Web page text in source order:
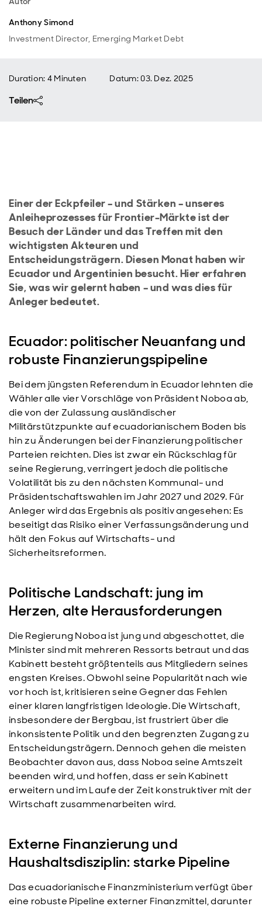
Anthony Simond
Investment Director, Emerging Market Debt
Duration: 4 Minuten Datum:03. Dez. 2025
Teilen
Einer der Eckpfeiler – und Stärken – unseres
Anleiheprozesses für Frontier-Märkte ist der
Besuch der Länder und das Treffen mit den
wichtigsten Akteuren und
Entscheidungsträgern. Diesen Monat haben wir
Ecuador und Argentinien besucht. Hier erfahren
Sie, was wir gelernt haben – und was dies für
Anleger bedeutet.
Ecuador: politischer Neuanfang und
robuste Finanzierungspipeline
Bei dem jüngsten Referendum in Ecuador lehnten die
Wähler alle vier Vorschläge von Präsident Noboa ab,
die von der Zulassung ausländischer
Militärstützpunkte auf ecuadorianischem Boden bis
hin zu Änderungen bei der Finanzierung politischer
Parteien reichten. Dies ist zwar ein Rückschlag für
seine Regierung, verringert jedoch die politische
Volatilität bis zu den nächsten Kommunal- und
Präsidentschaftswahlen im Jahr 2027 und 2029. Für
Anleger wird das Ergebnis als positiv angesehen: Es
beseitigt das Risiko einer Verfassungsänderung und
hält den Fokus auf Wirtschafts- und
Sicherheitsreformen.
Politische Landschaft: jung im
Herzen, alte Herausforderungen
Die Regierung Noboa ist jung und abgeschottet, die
Minister sind mit mehreren Ressorts betraut und das
Kabinett besteht größtenteils aus Mitgliedern seines
engsten Kreises. Obwohl seine Popularität nach wie
vor hoch ist, kritisieren seine Gegner das Fehlen
einer klaren langfristigen Ideologie. Die Wirtschaft,
insbesondere der Bergbau, ist frustriert über die
inkonsistente Politik und den begrenzten Zugang zu
Entscheidungsträgern. Dennoch gehen die meisten
Beobachter davon aus, dass Noboa seine Amtszeit
beenden wird, und hoffen, dass er sein Kabinett
erweitern und im Laufe der Zeit konstruktiver mit der
Wirtschaft zusammenarbeiten wird.
Externe Finanzierung und
Haushaltsdisziplin: starke Pipeline
Das ecuadorianische Finanzministerium verfügt über
eine robuste Pipeline externer Finanzmittel, darunter